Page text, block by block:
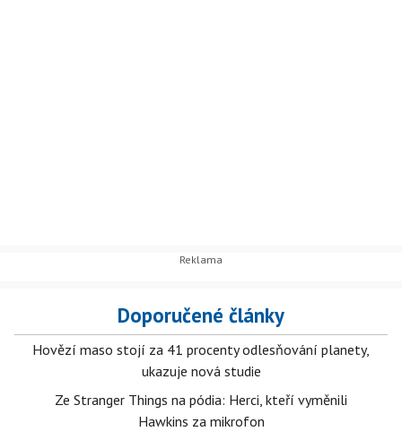
Doporučené články
Hovězí maso stojí za 41 procenty odlesňování planety,
ukazuje nová studie
Ze Stranger Things na pódia: Herci, kteří vyměnili
Hawkins za mikrofon